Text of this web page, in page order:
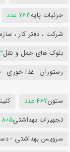
جزئیات پایه763 عدد
شرکت ، دفتر کار ،
بلوک های حمل و نقل
رستوران - غذا خوری
ستون467 عدد
تجهیزات بهداشتی805 عدد
سرویس بهداشتی -